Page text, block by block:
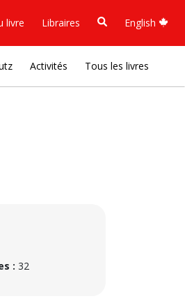
livre Libraires English
Activités Tous les livres
: 32